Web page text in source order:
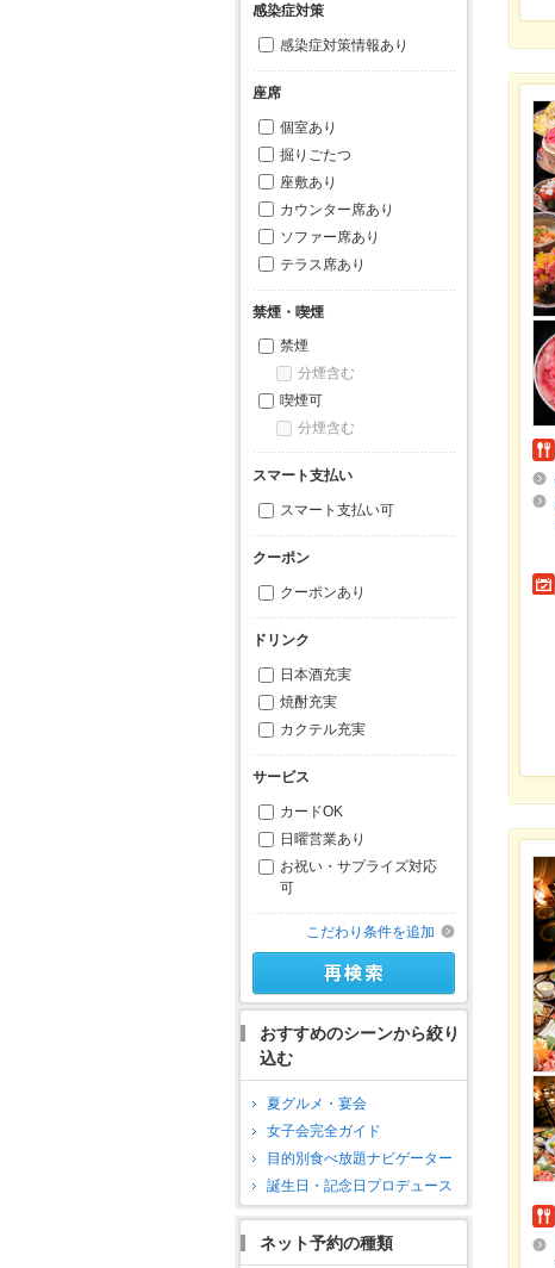
感染症対策
感染症対策情報あり
座席
個室あり
掘りごたつ
座敷あり
カウンター席あり
ソファー席あり
テラス席あり
禁煙・喫煙
禁煙
分煙含む
喫煙可
分煙含む
スマート支払い
スマート支払い可
クーポン
クーポンあり
ドリンク
日本酒充実
焼酎充実
カクテル充実
サービス
カードOK
日曜営業あり
お祝い・サプライズ対応
可
こだわり条件を追加
おすすめのシーンから絞り
込む
夏グルメ・宴会
女子会完全ガイド
目的別食べ放題ナビゲーター
誕生日・記念日プロデュース
ネット予約の種類